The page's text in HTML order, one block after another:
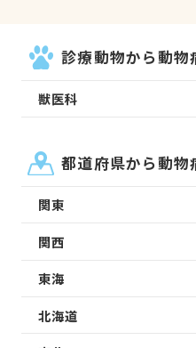
診療動物から動物
獣医科
都道府県から動物
関東
関西
東海
北海道